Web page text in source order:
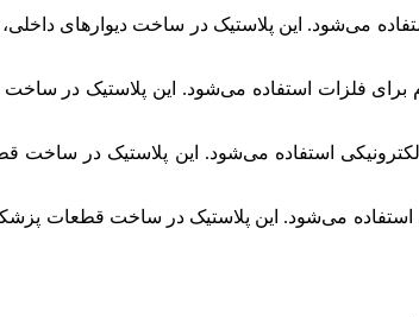
می‌شود. این پلاستیک در ساخت دیوارهای
فلزات استفاده می‌شود. این پلاستیک در ساخت
استفاده می‌شود. این پلاستیک در ساخت
می‌شود. این پلاستیک در ساخت قطعات